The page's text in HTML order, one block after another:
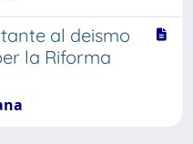
al deismo
la Riforma